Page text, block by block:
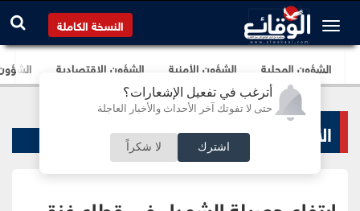
أترغب في تفعيل الإشعارات؟
حتى لا تفوتك آخر الأحداث والأخبار العاجلة
اشترك لا شكراً
النسخة الكاملة
الشؤون المحلية الشؤون الأمنية الشؤون الإقتصادية
الأخبار السياسية